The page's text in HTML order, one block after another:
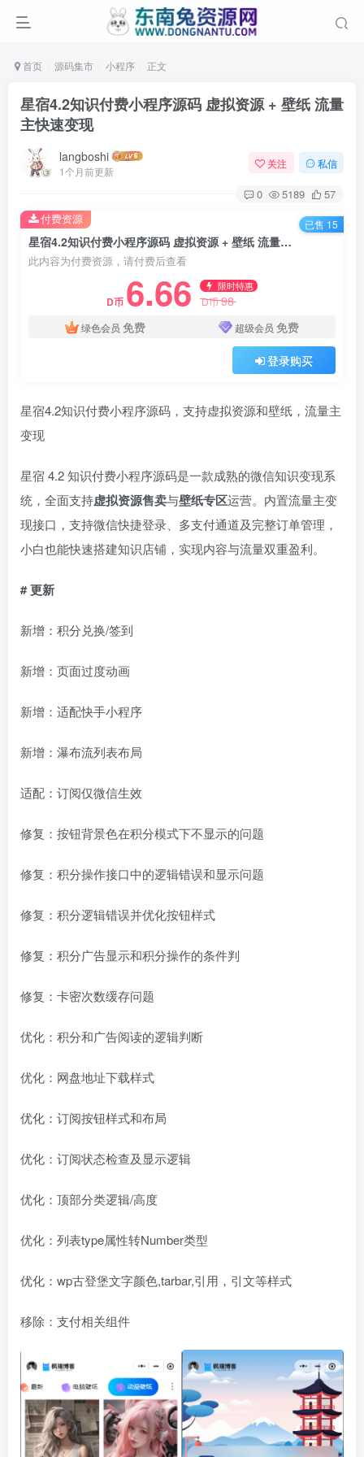
首页 源码集市 小程序 正文
星宿4.2知识付费小程序源码 虚拟资源 + 壁纸 流量
主快速变现
langboshi
1个月前更新
关注 私信
0 5189 57
星宿4.2知识付费小程序源码 虚拟资源 + 壁纸 流量主快速变现
此内容为付费资源，请付费后查看
D币 6.66 限时特惠
D币98
绿色会员 免费 超级会员 免费
登录购买
付费资源 已售 15
星宿4.2知识付费小程序源码，支持虚拟资源和壁纸，流量主
变现
星宿 4.2 知识付费小程序源码是一款成熟的微信知识变现系
统，全面支持虚拟资源售卖与壁纸专区运营。内置流量主变
现接口，支持微信快捷登录、多支付通道及完整订单管理，
小白也能快速搭建知识店铺，实现内容与流量双重盈利。
#更新
新增：积分兑换/签到
新增：页面过度动画
新增：适配快手小程序
新增：瀑布流列表布局
适配：订阅仅微信生效
修复：按钮背景色在积分模式下不显示的问题
修复：积分操作接口中的逻辑错误和显示问题
修复：积分逻辑错误并优化按钮样式
修复：积分广告显示和积分操作的条件判
修复：卡密次数缓存问题
优化：积分和广告阅读的逻辑判断
优化：网盘地址下载样式
优化：订阅按钮样式和布局
优化：订阅状态检查及显示逻辑
优化：顶部分类逻辑/高度
优化：列表type属性转Number类型
优化：wp古登堡文字颜色,tarbar,引用，引文等样式
移除：支付相关组件